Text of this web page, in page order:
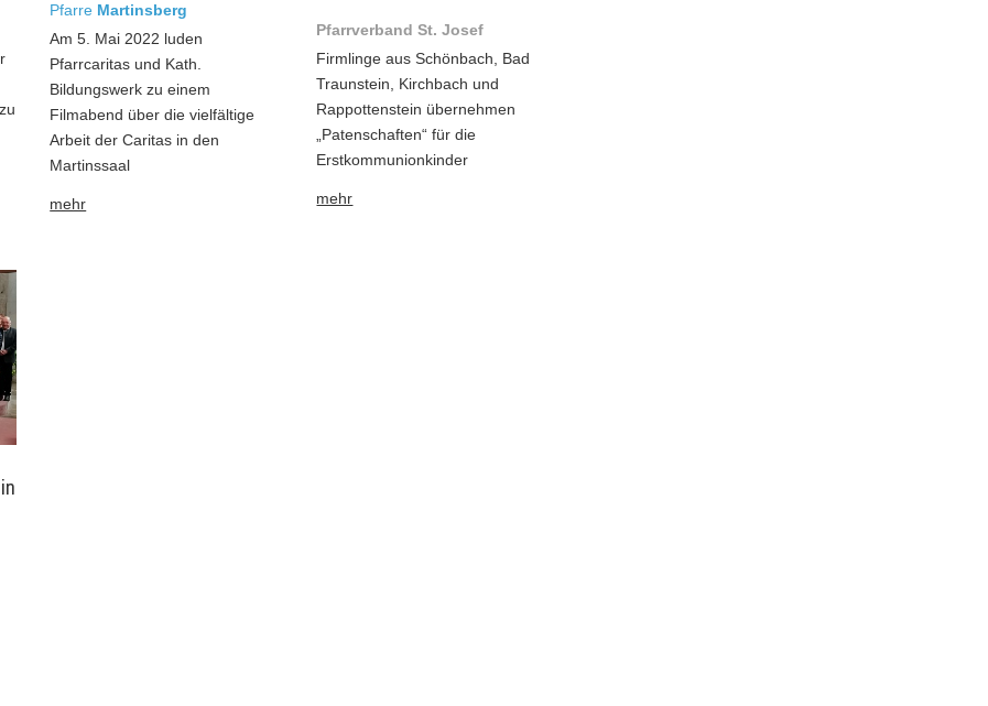
Pfarre Martinsberg
Am 5. Mai 2022 luden
Pfarrcaritas und Kath.
Bildungswerk zu einem
Filmabend über die vielfältige
Arbeit der Caritas in den
Martinssaal
mehr
Pfarrverband St. Josef
Firmlinge aus Schönbach, Bad
Traunstein, Kirchbach und
Rappottenstein übernehmen
„Patenschaften“ für die
Erstkommunionkinder
mehr